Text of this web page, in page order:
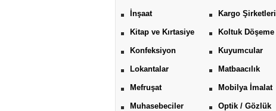
İnşaat Kargo Şirketleri
Kitap ve Kırtasiye Koltuk Döşeme
Konfeksiyon Kuyumcular
Lokantalar Matbaacılık
Mefruşat Mobilya İmalat
Muhasebeciler Optik / Gözlük